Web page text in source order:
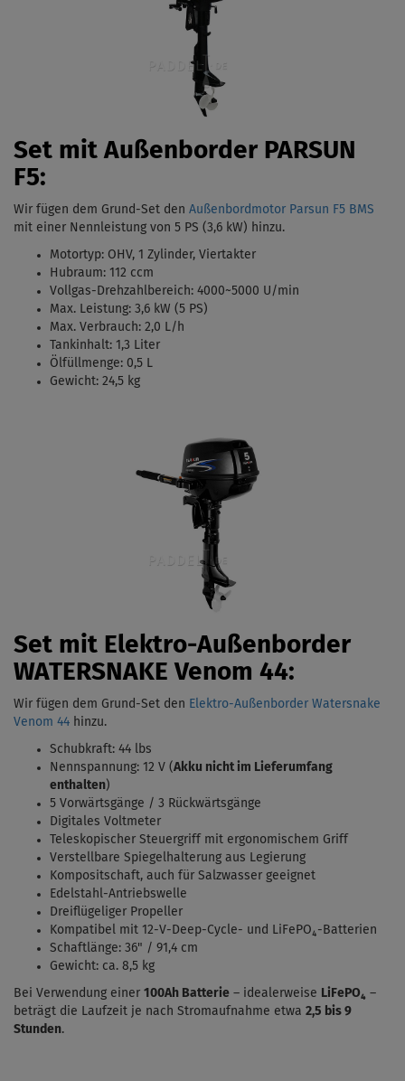
Set mit Außenborder PARSUN
F5:
Wir fügen dem Grund-Set den Außenbordmotor Parsun F5 BMS
mit einer Nennleistung von 5 PS (3,6 kW) hinzu.
Motortyp: OHV, 1 Zylinder, Viertakter
Hubraum: 112 ccm
Vollgas-Drehzahlbereich: 4000~5000 U/min
Max. Leistung: 3,6 kW (5 PS)
Max. Verbrauch: 2,0 L/h
Tankinhalt: 1,3 Liter
Ölfüllmenge: 0,5 L
Gewicht: 24,5 kg
Set mit Elektro-Außenborder
WATERSNAKE Venom 44:
Wir fügen dem Grund-Set den Elektro-Außenborder Watersnake
Venom 44 hinzu.
Schubkraft: 44 lbs
Nennspannung: 12 V (Akku nicht im Lieferumfang
enthalten)
5 Vorwärtsgänge / 3 Rückwärtsgänge
Digitales Voltmeter
Teleskopischer Steuergriff mit ergonomischem Griff
Verstellbare Spiegelhalterung aus Legierung
Kompositschaft, auch für Salzwasser geeignet
Edelstahl-Antriebswelle
Dreiflügeliger Propeller
Kompatibel mit 12-V-Deep-Cycle- und LiFePO₄-Batterien
Schaftlänge: 36" / 91,4 cm
Gewicht: ca. 8,5 kg
Bei Verwendung einer 100Ah Batterie – idealerweise LiFePO₄ –
beträgt die Laufzeit je nach Stromaufnahme etwa 2,5 bis 9
Stunden.